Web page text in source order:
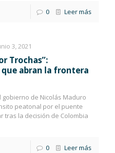
0 Leer más
3, 2021
Trochas”:
abran la frontera
de Nicolás Maduro
peatonal por el puente
tras la decisión de Colombia
0 Leer más